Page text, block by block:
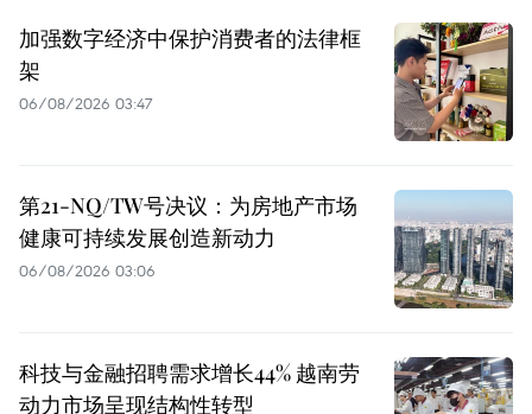
加强数字经济中保护消费者的法律框
架
06/08/2026 03:47
第21-NQ/TW号决议：为房地产市场
健康可持续发展创造新动力
06/08/2026 03:06
科技与金融招聘需求增长44% 越南劳
动力市场呈现结构性转型